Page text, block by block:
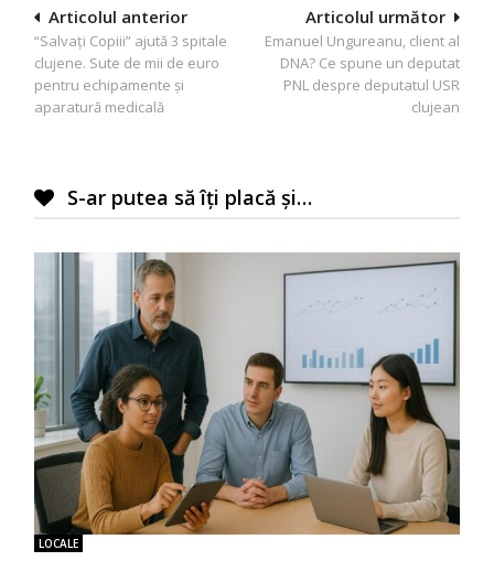
Navigare
în
articole
Articolul următor
Emanuel Ungureanu, client al
DNA? Ce spune un deputat
PNL despre deputatul USR
clujean
Articolul anterior
“Salvaţi Copiii” ajută 3 spitale
clujene. Sute de mii de euro
pentru echipamente şi
aparatură medicală
S-ar putea să îți placă și…
LOCALE